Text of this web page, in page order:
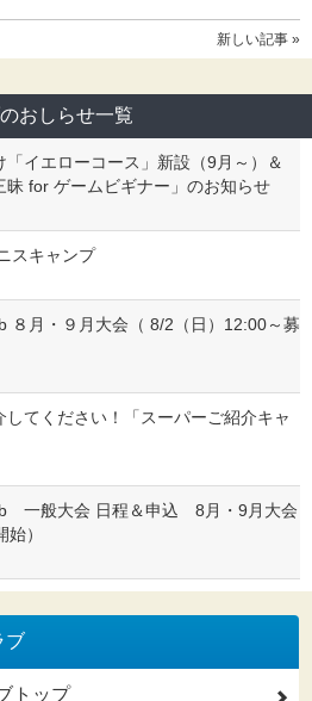
新しい記事 »
おしらせ一覧
「イエローコース」新設（9月～）＆
昧 for ゲームビギナー」のお知らせ
キャンプ
８月・９月大会（ 8/2（日）12:00～募
てください！「スーパーご紹介キャ
一般大会 日程＆申込 8月・9月大会
）
ブ
トップ